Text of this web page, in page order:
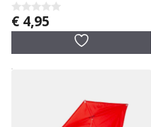
0
v
5
€ 4,95